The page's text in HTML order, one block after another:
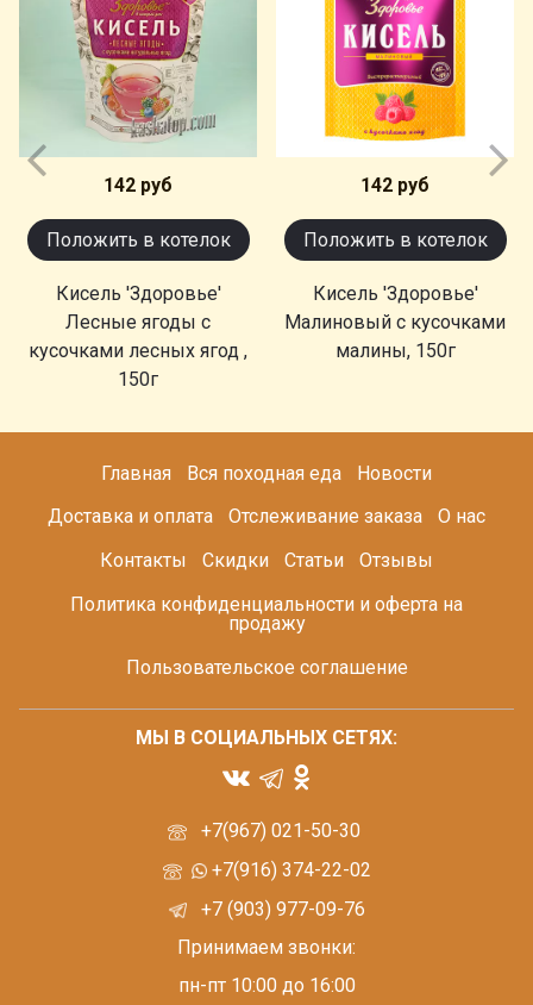
142 руб
Положить в котелок
Кисель 'Здоровье'
Лесные ягоды с
кусочками лесных ягод ,
150г
142 руб
Положить в котелок
Кисель 'Здоровье'
Малиновый с кусочками
малины, 150г
Главная Вся походная еда
Новости
Доставка и оплата
Отслеживание заказа
О нас
Контакты
Скидки Статьи
Отзывы
Политика конфиденциальности и оферта на
продажу
Пользовательское соглашение
+7(967) 021-50-30
+7(916) 374-22-02
+7 (903) 977-09-76
Принимаем звонки:
пн-пт 10:00 до 16:00
МЫ В СОЦИАЛЬНЫХ СЕТЯХ: